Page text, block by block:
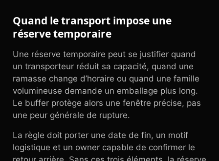
Quand le transport impose une
réserve temporaire
Une réserve temporaire peut se justifier quand
un transporteur réduit sa capacité, quand une
ramasse change d’horaire ou quand une famille
volumineuse demande un emballage plus long.
Le buffer protège alors une fenêtre précise, pas
une peur générale de rupture.
La règle doit porter une date de fin, un motif
logistique et un owner capable de confirmer le